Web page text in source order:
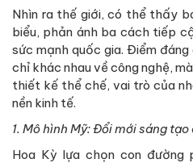
Nhìn ra thế giới, có thể thấy
biểu, phản ánh ba cách tiếp
sức mạnh quốc gia. Điểm
chỉ khác nhau về công nghệ,
thiết kế thể chế, vai trò của
nền kinh tế.
1. Mô hình Mỹ: Đổi mới sáng
Hoa Kỳ lựa chọn con